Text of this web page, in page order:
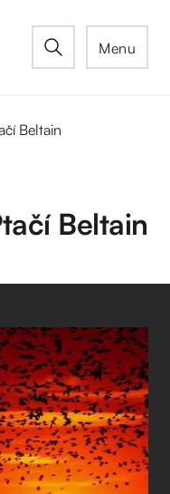
Menu
Beltain
Beltain